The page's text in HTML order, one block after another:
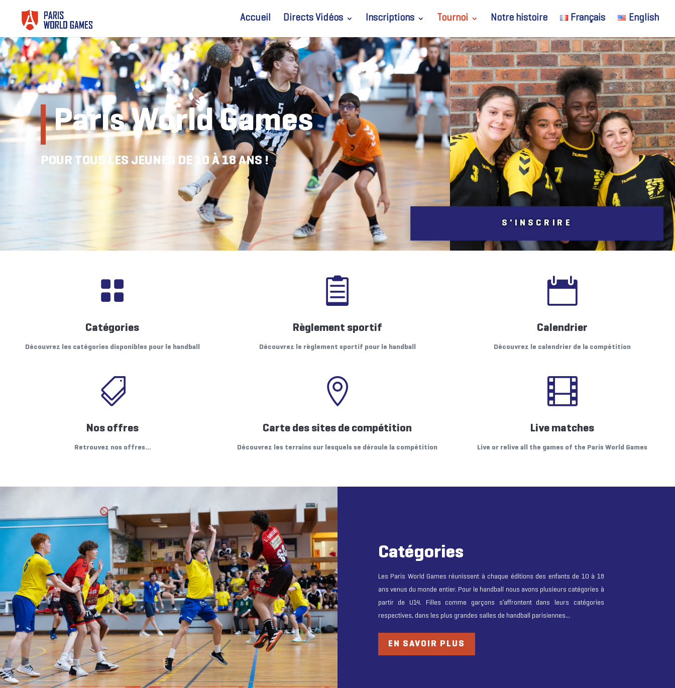
Accueil Directs Vidéos Inscriptions Tournoi Notre histoire Français English
Paris World Games
POUR TOUS LES JEUNES DE 10 À 18 ANS !
S'INSCRIRE

Catégories
Découvrez les catégories disponibles pour le handball

Règlement sportif
Découvrez le règlement sportif pour le handball

Calendrier
Découvrez le calendrier de la compétition

Nos offres
Retrouvez nos offres…

Carte des sites de compétition
Découvrez les terrains sur lesquels se déroule la compétition

Live matches
Live or relive all the games of the Paris World Games
Catégories
Les Paris World Games réunissent à chaque éditions des enfants de 10 à 18
ans venus du monde entier. Pour le handball nous avons plusieurs catégories à
partir de U14. Filles comme garçons s’affrontent dans leurs catégories
respectives, dans les plus grandes salles de handball parisiennes…
EN SAVOIR PLUS